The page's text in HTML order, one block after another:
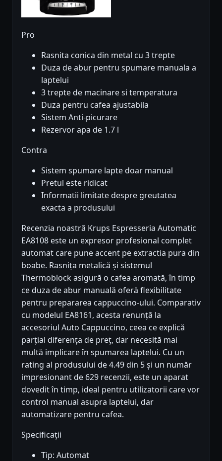
Pro
Rasnita conica din metal cu 3 trepte
Duza de abur pentru spumare manuala a
laptelui
3 trepte de macinare si temperatura
Duza pentru cafea ajustabila
Sistem Anti-picurare
Rezervor apa de 1.7 l
Contra
Sistem spumare lapte doar manual
Pretul este ridicat
Informatii limitate despre greutatea
exacta a produsului
Recenzia noastră Krups Espresseria Automatic
EA8108 este un expresor profesional complet
automat care pune accent pe extractia pura din
boabe. Rasnița metalică și sistemul
Thermoblock asigură o cafea aromată, în timp
ce duza de abur manuală oferă flexibilitate
pentru prepararea cappuccino-ului. Comparativ
cu modelul EA8161, acesta renunță la
accesoriul Auto Cappuccino, ceea ce explică
parțial diferența de preț, dar necesită mai
multă implicare în spumarea laptelui. Cu un
rating al produsului de 4.49 din 5 și un număr
impresionant de 629 recenzii, este un aparat
dovedit în timp, ideal pentru utilizatorii care vor
control manual asupra laptelui, dar
automatizare pentru cafea.
Specificații
Tip: Automat